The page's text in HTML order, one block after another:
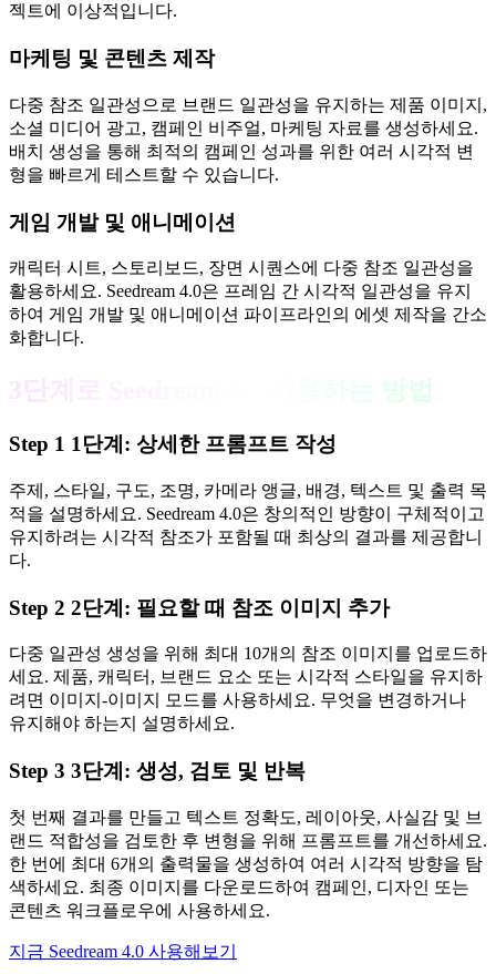
젝트에 이상적입니다.
마케팅 및 콘텐츠 제작
다중 참조 일관성으로 브랜드 일관성을 유지하는 제품 이미지,
소셜 미디어 광고, 캠페인 비주얼, 마케팅 자료를 생성하세요.
배치 생성을 통해 최적의 캠페인 성과를 위한 여러 시각적 변
형을 빠르게 테스트할 수 있습니다.
게임 개발 및 애니메이션
캐릭터 시트, 스토리보드, 장면 시퀀스에 다중 참조 일관성을
활용하세요. Seedream 4.0은 프레임 간 시각적 일관성을 유지
하여 게임 개발 및 애니메이션 파이프라인의 에셋 제작을 간소
화합니다.
3단계로 Seedream 4.0 사용하는 방법
Step 1 1단계: 상세한 프롬프트 작성
주제, 스타일, 구도, 조명, 카메라 앵글, 배경, 텍스트 및 출력 목
적을 설명하세요. Seedream 4.0은 창의적인 방향이 구체적이고
유지하려는 시각적 참조가 포함될 때 최상의 결과를 제공합니
다.
Step 2 2단계: 필요할 때 참조 이미지 추가
다중 일관성 생성을 위해 최대 10개의 참조 이미지를 업로드하
세요. 제품, 캐릭터, 브랜드 요소 또는 시각적 스타일을 유지하
려면 이미지-이미지 모드를 사용하세요. 무엇을 변경하거나
유지해야 하는지 설명하세요.
Step 3 3단계: 생성, 검토 및 반복
첫 번째 결과를 만들고 텍스트 정확도, 레이아웃, 사실감 및 브
랜드 적합성을 검토한 후 변형을 위해 프롬프트를 개선하세요.
한 번에 최대 6개의 출력물을 생성하여 여러 시각적 방향을 탐
색하세요. 최종 이미지를 다운로드하여 캠페인, 디자인 또는
콘텐츠 워크플로우에 사용하세요.
지금 Seedream 4.0 사용해보기